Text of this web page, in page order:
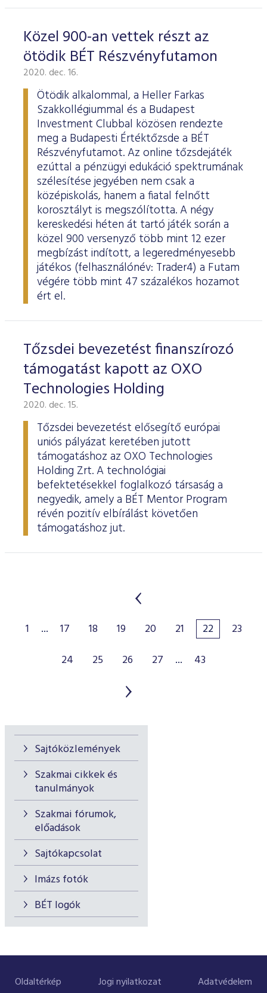
Sajtóközlemények
Szakmai cikkek és
tanulmányok
Szakmai fórumok,
előadások
Sajtókapcsolat
Imázs fotók
BÉT logók
Közel 900-an vettek részt az
ötödik BÉT Részvényfutamon
2020. dec. 16.
Ötödik alkalommal, a Heller Farkas
Szakkollégiummal és a Budapest
Investment Clubbal közösen rendezte
meg a Budapesti Értéktőzsde a BÉT
Részvényfutamot. Az online tőzsdejáték
ezúttal a pénzügyi edukáció spektrumának
szélesítése jegyében nem csak a
középiskolás, hanem a fiatal felnőtt
korosztályt is megszólította. A négy
kereskedési héten át tartó játék során a
közel 900 versenyző több mint 12 ezer
megbízást indított, a legeredményesebb
játékos (felhasználónév: Trader4) a Futam
végére több mint 47 százalékos hozamot
ért el.
Tőzsdei bevezetést finanszírozó
támogatást kapott az OXO
Technologies Holding
2020. dec. 15.
Tőzsdei bevezetést elősegítő európai
uniós pályázat keretében jutott
támogatáshoz az OXO Technologies
Holding Zrt. A technológiai
befektetésekkel foglalkozó társaság a
negyedik, amely a BÉT Mentor Program
révén pozitív elbírálást követően
támogatáshoz jut.
1 ... 17 18 19 20 21 22
23
24
25 26 27 ... 43
Oldaltérkép Jogi nyilatkozat Adatvédelem